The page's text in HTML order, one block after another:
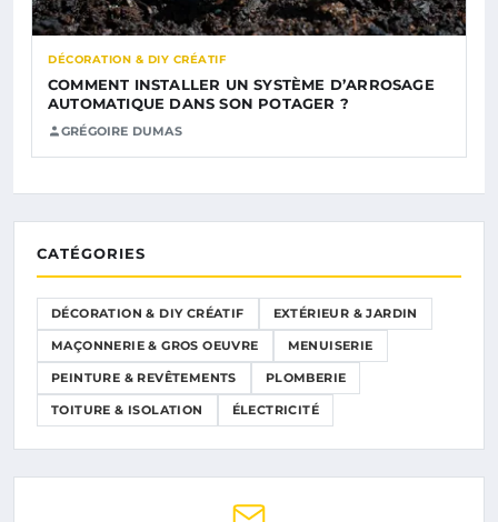
DÉCORATION & DIY CRÉATIF
COMMENT INSTALLER UN SYSTÈME D’ARROSAGE
AUTOMATIQUE DANS SON POTAGER ?
GRÉGOIRE DUMAS
CATÉGORIES
DÉCORATION & DIY CRÉATIF EXTÉRIEUR & JARDIN
MAÇONNERIE & GROS OEUVRE MENUISERIE
PEINTURE & REVÊTEMENTS PLOMBERIE
TOITURE & ISOLATION ÉLECTRICITÉ